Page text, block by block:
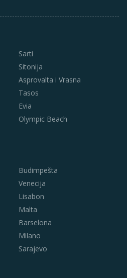
Sarti
Sitonija
Asprovalta i Vrasna
Tasos
Evia
Olympic Beach
Budimpešta
Venecija
Lisabon
Malta
Barselona
Milano
Sarajevo